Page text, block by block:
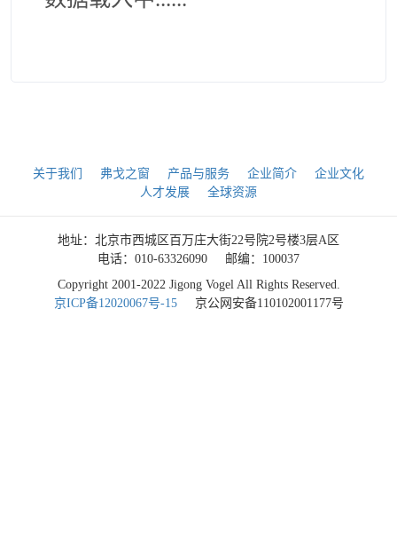
关于我们 弗戈之窗 产品与服务 企业简介
企业文化
人才发展
全球资源
地址：北京市西城区百万庄大街22号院2号楼3层A区
电话：010-63326090
邮编：100037
Copyright 2001-2022 Jigong Vogel All Rights Reserved.
京ICP备12020067号-15
京公网安备110102001177号